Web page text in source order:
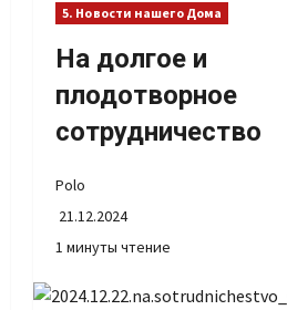
5. Новости нашего Дома
На долгое и
плодотворное
сотрудничество
Polo
21.12.2024
1 минуты чтение